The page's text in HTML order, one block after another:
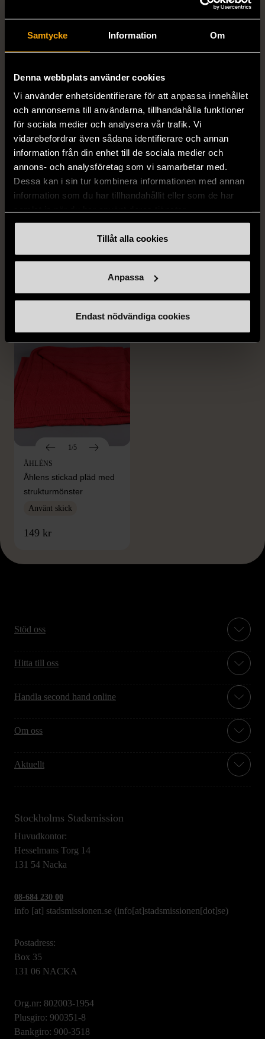
Samtycke Information Om
Denna webbplats använder cookies
Vi använder enhetsidentifierare för att anpassa innehållet
och annonserna till användarna, tillhandahålla funktioner
för sociala medier och analysera vår trafik. Vi
vidarebefordrar även sådana identifierare och annan
information från din enhet till de sociala medier och
annons- och analysföretag som vi samarbetar med.
Dessa kan i sin tur kombinera informationen med annan
information som du har tillhandahållit eller som de har
Tillåt alla cookies
Anpassa
Endast nödvändiga cookies
Hitta produkter från samma varumärke
Åhlens - Tempo - Rosa
ÅHLÉNS
Åhlens - Tempo - Lila
69 kr
1/5
ÅHLÉNS
Åhlens stickad pläd med
strukturmönster
Använt skick
149 kr
Stöd oss
Hitta till oss
Handla second hand online
Om oss
Aktuellt
Stockholms Stadsmission
Huvudkontor:
Hesselmans Torg 14
131 54 Nacka
08-684 230 00
info [at] stadsmissionen.se (info[at]stadsmissionen[dot]se)
Postadress:
Box 35
131 06 NACKA
Org.nr: 802003-1954
Plusgiro: 900351-8
Bankgiro: 900-3518